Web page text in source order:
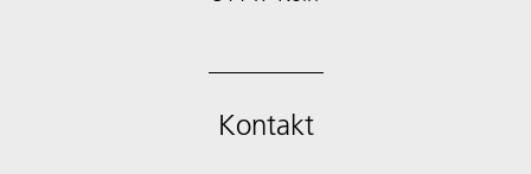
Kontakt